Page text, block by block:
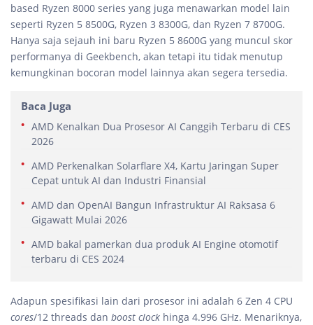
based Ryzen 8000 series yang juga menawarkan model lain
seperti Ryzen 5 8500G, Ryzen 3 8300G, dan Ryzen 7 8700G.
Hanya saja sejauh ini baru Ryzen 5 8600G yang muncul skor
performanya di Geekbench, akan tetapi itu tidak menutup
kemungkinan bocoran model lainnya akan segera tersedia.
Baca Juga
AMD Kenalkan Dua Prosesor AI Canggih Terbaru di CES
2026
AMD Perkenalkan Solarflare X4, Kartu Jaringan Super
Cepat untuk AI dan Industri Finansial
AMD dan OpenAI Bangun Infrastruktur AI Raksasa 6
Gigawatt Mulai 2026
AMD bakal pamerkan dua produk AI Engine otomotif
terbaru di CES 2024
Adapun spesifikasi lain dari prosesor ini adalah 6 Zen 4 CPU
cores/12 threads dan boost clock hinga 4.996 GHz. Menariknya,